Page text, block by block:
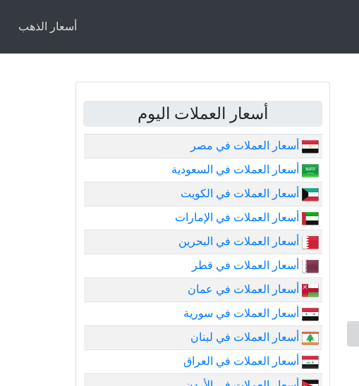
أسعار الذهب
أسعار العملات اليوم
أسعار العملات في مصر
أسعار العملات في السعودية
أسعار العملات في الكويت
أسعار العملات في الإمارات
أسعار العملات في البحرين
أسعار العملات في قطر
أسعار العملات في عمان
أسعار العملات في سورية
أسعار العملات في لبنان
أسعار العملات في العراق